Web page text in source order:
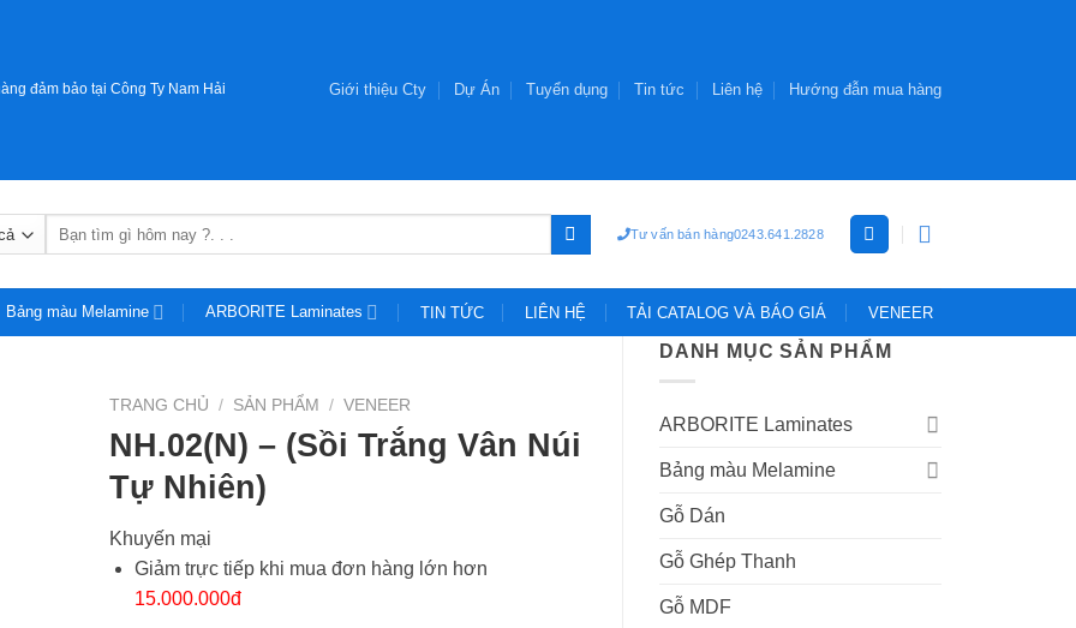
đảm bảo tại Công Ty Nam Hải Giới thiệu Cty Dự Án Tuyển dụng Tin tức Liên hệ Hướng đẫn mua hàng
kiếm:
Tư vấn bán hàng0243.641.2828
Bảng màu Melamine ARBORITE Laminates TIN TỨC LIÊN HỆ TẢI CATALOG VÀ BÁO GIÁ VENEER
DANH MỤC SẢN PHẨM
ARBORITE Laminates
Bảng màu Melamine
Gỗ Dán
Gỗ Ghép Thanh
Gỗ MDF
TRANG CHỦ / SẢN PHẨM / VENEER
NH.02(N) – (Sồi Trắng Vân Núi
Tự Nhiên)
Khuyến mại
Giảm trực tiếp khi mua đơn hàng lớn hơn
15.000.000đ